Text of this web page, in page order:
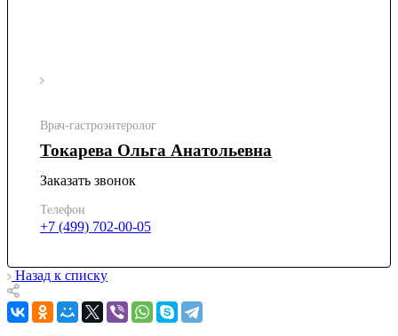
Врач-гастроэнтеролог
Токарева Ольга Анатольевна
Заказать звонок
Телефон
+7 (499) 702-00-05
Назад к списку